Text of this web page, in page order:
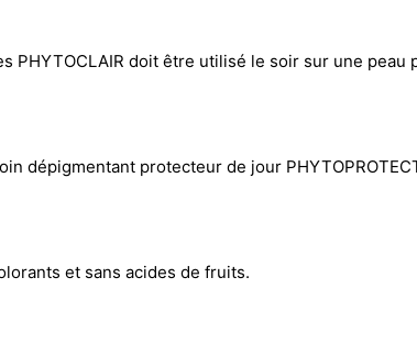
PHYTOCLAIR doit être utilisé le soir sur une peau
dépigmentant protecteur de jour
et sans acides de fruits.